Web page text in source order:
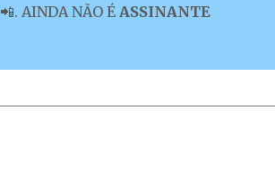
📲. AINDA NÃO É ASSINANTE